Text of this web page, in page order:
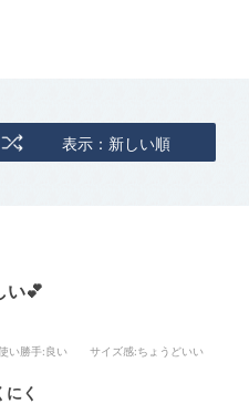
表示：新しい順
い💕
い勝手:良い サイズ感:ちょうどいい
く